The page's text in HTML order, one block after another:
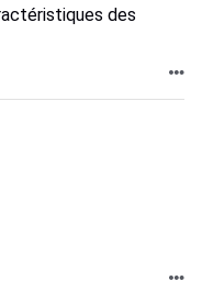
des